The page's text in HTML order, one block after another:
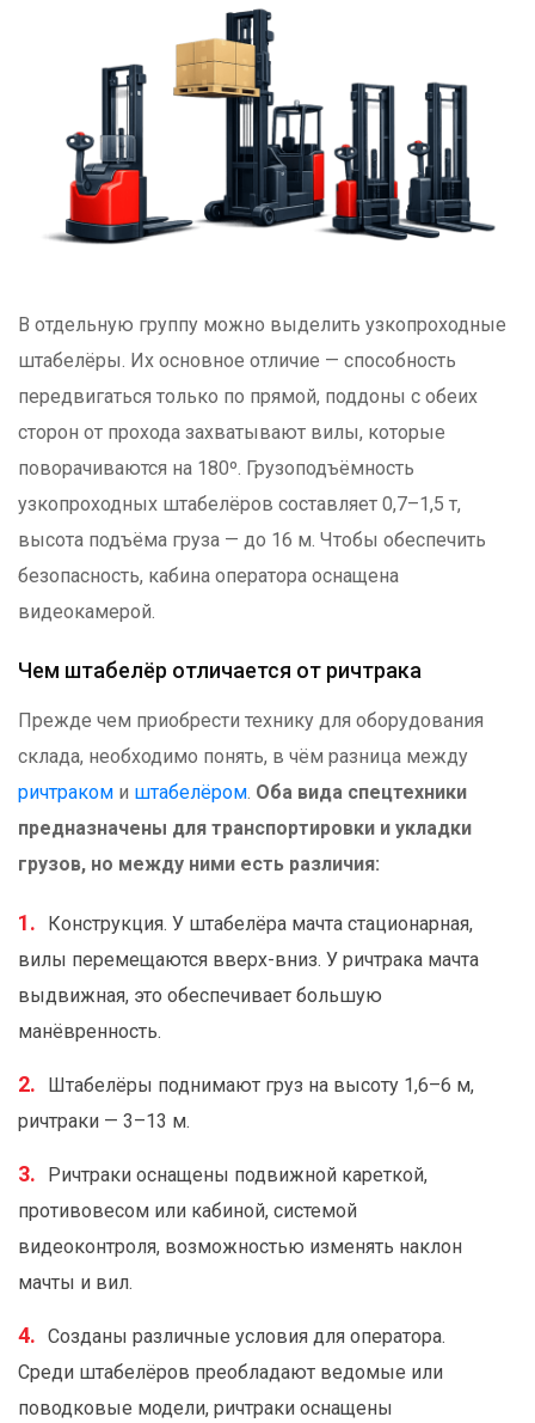
В отдельную группу можно выделить узкопроходные
штабелёры. Их основное отличие — способность
передвигаться только по прямой, поддоны с обеих
сторон от прохода захватывают вилы, которые
поворачиваются на 180º. Грузоподъёмность
узкопроходных штабелёров составляет 0,7–1,5 т,
высота подъёма груза — до 16 м. Чтобы обеспечить
безопасность, кабина оператора оснащена
видеокамерой.
Чем штабелёр отличается от ричтрака
Прежде чем приобрести технику для оборудования
склада, необходимо понять, в чём разница между
ричтраком и штабелёром. Оба вида спецтехники
предназначены для транспортировки и укладки
грузов, но между ними есть различия:
Конструкция. У штабелёра мачта стационарная,
вилы перемещаются вверх-вниз. У ричтрака мачта
выдвижная, это обеспечивает большую
манёвренность.
Штабелёры поднимают груз на высоту 1,6–6 м,
ричтраки — 3–13 м.
Ричтраки оснащены подвижной кареткой,
противовесом или кабиной, системой
видеоконтроля, возможностью изменять наклон
мачты и вил.
Созданы различные условия для оператора.
Среди штабелёров преобладают ведомые или
поводковые модели, ричтраки оснащены